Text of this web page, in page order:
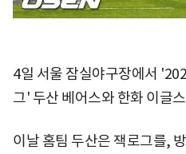
4일 서울 잠실야구장에서
그' 두산 베어스와 한화 이글
이날 홈팀 두산은 잭로그를,